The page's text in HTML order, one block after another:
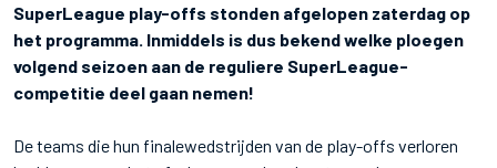
SuperLeague play-offs stonden afgelopen zaterdag op
het programma. Inmiddels is dus bekend welke ploegen
volgend seizoen aan de reguliere SuperLeague-
competitie deel gaan nemen!
De teams die hun finalewedstrijden van de play-offs verloren